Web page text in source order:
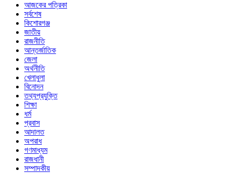
আজকের পত্রিকা
সর্বশেষ
কিশোরগঞ্জ
জাতীয়
রাজনীতি
আন্তর্জাতিক
জেলা
অর্থনীতি
খেলাধুলা
বিনোদন
তথ্যপ্রযুক্তি
শিক্ষা
ধর্ম
প্রবাস
আদালত
অপরাধ
গণমাধ্যম
রাজধানী
সম্পাদকীয়